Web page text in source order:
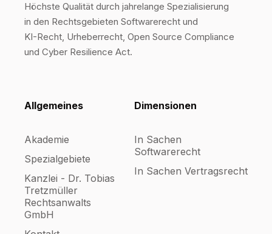
Höchste Qualität durch jahrelange Spezialisierung
in den Rechtsgebieten Softwarerecht und
KI-Recht, Urheberrecht, Open Source Compliance
und Cyber Resilience Act.
Allgemeines
Akademie
Spezialgebiete
Kanzlei - Dr. Tobias
Tretzmüller
Rechtsanwalts
GmbH
Dimensionen
In Sachen
Softwarerecht
In Sachen Vertragsrecht